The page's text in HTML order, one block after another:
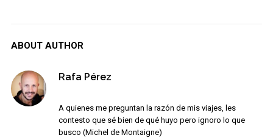
ABOUT AUTHOR
Rafa Pérez
A quienes me preguntan la razón de mis viajes, les
contesto que sé bien de qué huyo pero ignoro lo que
busco (Michel de Montaigne)